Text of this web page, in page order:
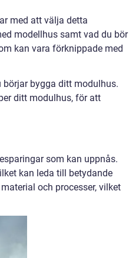
med att välja detta
modellhus samt vad du bör
kan vara förknippade med
börjar bygga ditt modulhus.
ditt modulhus, för att
som kan uppnås.
kan leda till betydande
och processer, vilket